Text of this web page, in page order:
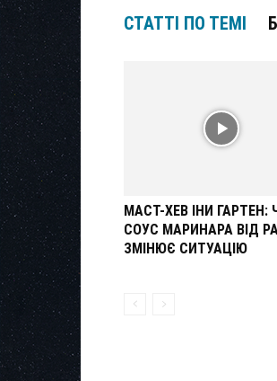
СТАТТІ ПО ТЕМІ
МАСТ-ХЕВ ІНИ ГАРТЕН:
СОУС МАРИНАРА ВІД
ЗМІНЮЄ СИТУАЦІЮ